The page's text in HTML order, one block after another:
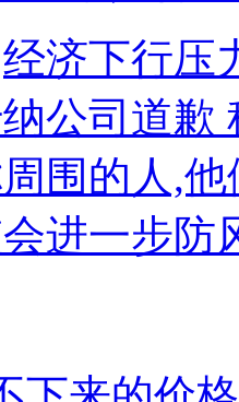
经济下行压
公司道歉
围的人,
进一步防